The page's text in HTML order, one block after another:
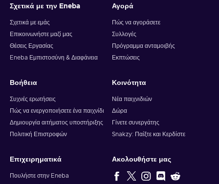
Σχετικά με την Eneba
Σχετικά με εμάς
Επικοινωνήστε μαζί μας
Θέσεις Εργασίας
Eneba Εμπιστοσύνη & Διαφάνεια
Αγορά
Πώς να αγοράσετε
Συλλογές
Πρόγραμμα ανταμοιβής
Εκπτώσεις
Βοήθεια
Συχνές ερωτήσεις
Πώς να ενεργοποιήσετε ένα παιχνίδι
Δημιουργία αιτήματος υποστήριξης
Πολιτική Επιστροφών
Κοινότητα
Νέα παιχνιδιών
Δώρα
Γίνετε συνεργάτης
Snakzy: Παίξτε και Κερδίστε
Επιχειρηματικά
Πουλήστε στην Eneba
Ακολουθήστε μας